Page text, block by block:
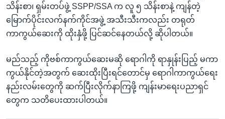
သိန်းစာ၊ ရှမ်းတပ်ဖွဲ့ SSPP/SSA က လူ ၅ သိန်းစာနဲ့ ကျန်တဲ့
မြောက်ပိုင်းလက်နက်ကိုင်အဖွဲ့ အသီးသီးကလည်း တရုတ်
ကာကွယ်ဆေးကို ထိုးနှံဖို့ ပြင်ဆင်နေတယ်လို့ ဆိုပါတယ်။
မည်သည့် ကိုဗစ်ကာကွယ်ဆေးမဆို ရောဂါကို ရာနှုန်းပြည့် မကာ
ကွယ်နိုင်တဲ့အတွက် ဆေးထိုးပြီးရင်တောင်မှ ရောဂါကာကွယ်ရေး
နည်းလမ်းတွေကို ဆက်ပြီးလိုက်နာကြဖို့ ကျန်းမာရေးပညာရှင်
တွေက သတိပေးထားပါတယ်။